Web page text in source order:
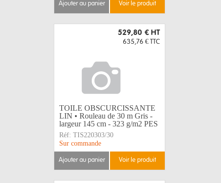
ajouter au panier voir le produit
529,80 € HT
635,76 € TTC
TOILE OBSCURCISSANTE
LIN • Rouleau de 30 m Gris -
largeur 145 cm - 323 g/m2 PES
Réf: TIS220303/30
Sur commande
ajouter au panier voir le produit